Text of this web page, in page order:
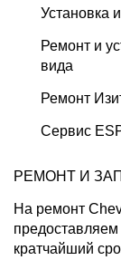
Установка
Ремонт и
вида
Ремонт
Сервис
РЕМОНТ И
На ремонт
кратчайший